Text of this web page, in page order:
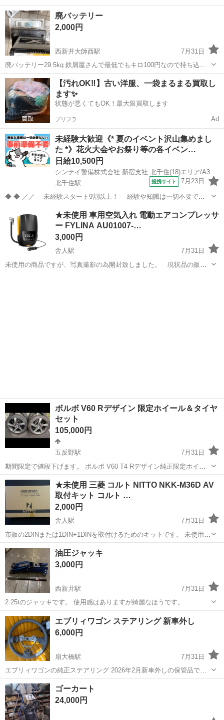
周目に製造 カバーを掛けて紫外線に当たらない様に室内保管してまし
た。 車両入れ替えでサイズが合わないので、もう使う事が無いと思い
出品しま...
東京 足立区 谷在家駅
廃バッテリー
2,000円
西新井大師西駅
7月31日
廃バッテリー29.5kg 鉄屑屋さんで最低でもキロ100円なので持ち込め
ば2950円にはなります。
東京 足立区 西新井大師西駅 メンテナンス用品
【汚れOK‼️】古い洋服、一袋まるまる買取し
ます✨
状態が悪くてもOK！最大限買取します
プリフラ Ad
未経験大歓迎《* 夏のイベント沢山集めまし
た *》花火大会やお祭り等の各イベン…
日給10,500円
シンテイ警備株式会社 新宿支社 北千住(18)エリア/A3203200140
北千住駅
提携サイト 7月23日
◆ ◆ ／／ 未経験スタート9割以上！ 経験や知識は一切不要で始
めやすい♪ シフトの強制もないですし 自分のペースで働くことも
できるので 続けやすい♪働きやすい♪ ＼＼ 『シフトが削られた…』
『思うように稼...
北千住駅 警備員
★未使用 車用空気入れ 電動エアコンプレッサ
ー FYLINA AU01007-…
3,000円
舎人駅
7月31日
未使用の商品ですが、写真撮影の為開封致しました。 現状品の販売
ボルボ V60 Rデザイン 限定ホイール＆タイヤ
セット
105,000円
五反野駅
7月31日
期間限定で値段下げます。 ボルボ V60 T4 Rデザイン純正限定ホイー
ル&タイヤセットです。 使用してた方から譲っていただいて、自分の
車で使う予定だったのですが、急遽車の買い替えが発生して、使わな
くなったので出品します。...
東京 足立区 五反野駅 タイヤ、ホイール
★未使用 三菱 コルト NITTO NKK-M36D AV
取付キット コルト …
2,000円
舎人駅
7月31日
市販の2DINまたは1DIN+1DINを取付けるためのキットです。 未使用の
商品ですが、写真撮影の為開封致しました。 未使用の為、細かく確
東京 足立区 舎人駅 アクセサリー
油圧ジャッキ
3,000円
西新井駅
7月31日
2.25tのジャッキです。 使用感はありますが綺麗なほうです。
東京 足立区 西新井駅 メンテナンス用品
エブリィワゴン ステアリング 新車外し
6,000円
扇大橋駅
7月31日
エブリィワゴンの純正ステアリング 2026年2月新車外しの保管品で
す。
東京 足立区 扇大橋駅
ゴーカート
24,000円